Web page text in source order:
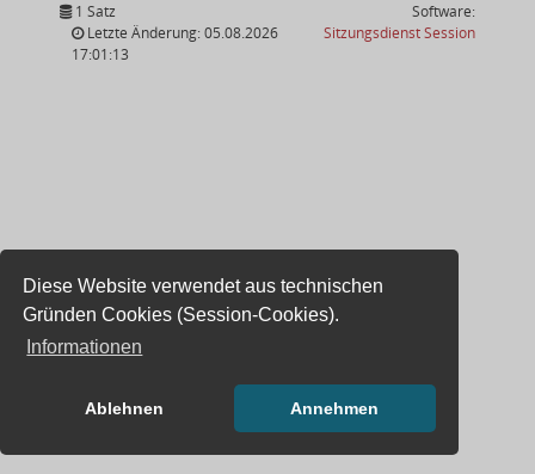
Diese Website verwendet aus technischen
Gründen Cookies (Session-Cookies).
Informationen
Ablehnen Annehmen
1 Satz
Letzte Änderung: 05.08.2026
17:01:13
Software:
SitzungsdienstSession(Wird in